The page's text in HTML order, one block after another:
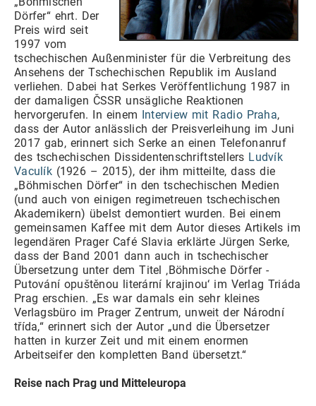
Dörfer“ ehrt. Der
Preis wird seit
1997 vom
tschechischen Außenminister für die Verbreitung des
Ansehens der Tschechischen Republik im Ausland
verliehen. Dabei hat Serkes Veröffentlichung 1987 in
der damaligen ČSSR unsägliche Reaktionen
hervorgerufen. In einem Interview mit Radio Praha,
dass der Autor anlässlich der Preisverleihung im Juni
2017 gab, erinnert sich Serke an einen Telefonanruf
des tschechischen Dissidentenschriftstellers Ludvík
Vaculík(1926 – 2015), der ihm mitteilte, dass die
„Böhmischen Dörfer“ in den tschechischen Medien
(und auch von einigen regimetreuen tschechischen
Akademikern) übelst demontiert wurden. Bei einem
gemeinsamen Kaffee mit dem Autor dieses Artikels im
legendären Prager Café Slavia erklärte Jürgen Serke,
dass der Band 2001 dann auch in tschechischer
Übersetzung unter dem Titel ‚Böhmische Dörfer -
Putování opuštěnou literární krajinou‘ im Verlag Triáda
Prag erschien. „Es war damals ein sehr kleines
Verlagsbüro im Prager Zentrum, unweit der Národní
třída,“ erinnert sich der Autor „und die Übersetzer
hatten in kurzer Zeit und mit einem enormen
Arbeitseifer den kompletten Band übersetzt.“
Reise nach Prag und Mitteleuropa